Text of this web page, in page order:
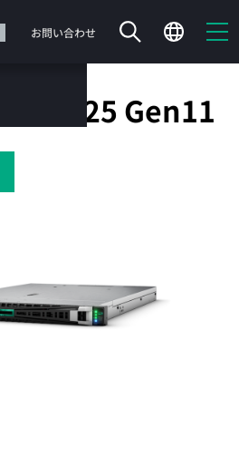
お問い合わせ
検索、構成、注文できます。
DL325 Gen11